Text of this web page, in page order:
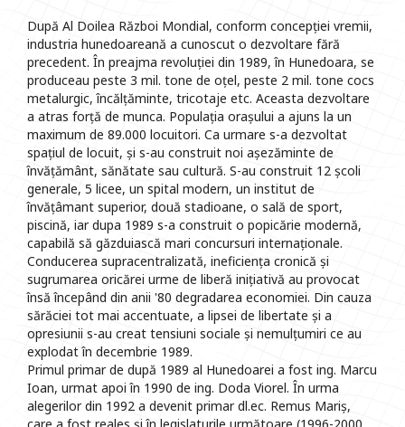
După Al Doilea Război Mondial, conform concepției vremii,
industria hunedoareană a cunoscut o dezvoltare fără
precedent. În preajma revoluției din 1989, în Hunedoara, se
produceau peste 3 mil. tone de oțel, peste 2 mil. tone cocs
metalurgic, încălțăminte, tricotaje etc. Aceasta dezvoltare
a atras forță de munca. Populația orașului a ajuns la un
maximum de 89.000 locuitori. Ca urmare s-a dezvoltat
spațiul de locuit, și s-au construit noi așezăminte de
învățământ, sănătate sau cultură. S-au construit 12 școli
generale, 5 licee, un spital modern, un institut de
învățâmant superior, două stadioane, o sală de sport,
piscină, iar dupa 1989 s-a construit o popicărie modernă,
capabilă să găzduiască mari concursuri internaționale.
Conducerea supracentralizată, ineficiența cronică și
sugrumarea oricărei urme de liberă inițiativă au provocat
însă începând din anii '80 degradarea economiei. Din cauza
sărăciei tot mai accentuate, a lipsei de libertate și a
opresiunii s-au creat tensiuni sociale și nemulțumiri ce au
explodat în decembrie 1989.
Primul primar de după 1989 al Hunedoarei a fost ing. Marcu
Ioan, urmat apoi în 1990 de ing. Doda Viorel. În urma
alegerilor din 1992 a devenit primar dl.ec. Remus Mariș,